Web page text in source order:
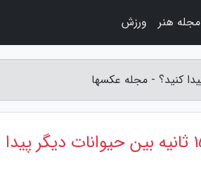
معمای تست تیزبینی: آیا می توانید لاک پشت را ظرف 15 ثانیه بین حیوانات دیگر پیدا
مجله هنر ورزش